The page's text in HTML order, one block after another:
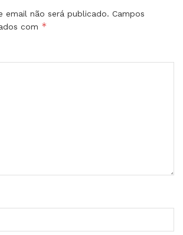
email não será publicado. Campos
com *